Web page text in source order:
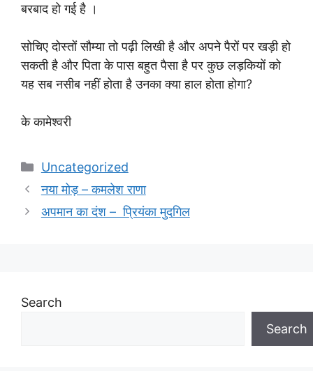
बरबाद हो गई है ।
सोचिए दोस्तों सौम्या तो पढ़ी लिखी है और अपने पैरों पर खड़ी हो
सकती है और पिता के पास बहुत पैसा है पर कुछ लड़कियों को
यह सब नसीब नहीं होता है उनका क्या हाल होता होगा?
के कामेश्वरी
Categories
Uncategorized
नया मोड़ – कमलेश राणा
अपमान का दंश – प्रियंका मुदगिल
Search
Search